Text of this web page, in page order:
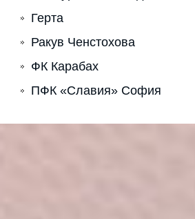
Герта
Ракув Ченстохова
ФК Карабах
ПФК «Славия» София